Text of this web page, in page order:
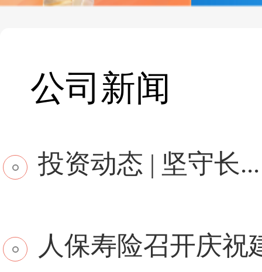
公司新闻
投资动态 | 坚守长...
人保寿险召开庆祝